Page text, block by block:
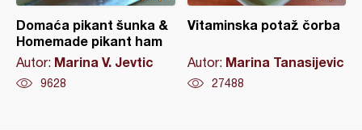
Domaća pikant šunka &
Homemade pikant ham
Autor: Marina V. Jevtic
9628
Vitaminska potaž čorba
Autor: Marina Tanasijevic
27488